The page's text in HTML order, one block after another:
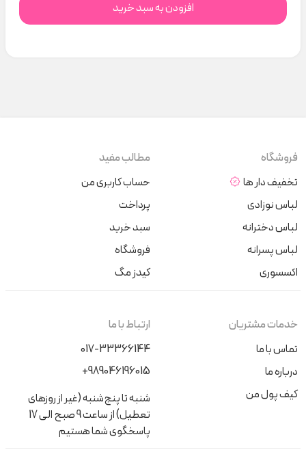
افزودن به سبد خرید
فروشگاه
تخفیف دار ها
لباس نوزادی
لباس دخترانه
لباس پسرانه
اکسسوری
مطالب مفید
حساب کاربری من
پرداخت
سبد خرید
فروشگاه
کیدز مگ
خدمات مشتریان
تماس با ما
درباره ما
کیف پول من
ارتباط با ما
017-33366144
+989046196015
شنبه تا پنج‌شنبه (غیر از روزهای
تعطیل) از ساعت 9 صبح الی 17
پاسخگوی شما هستیم